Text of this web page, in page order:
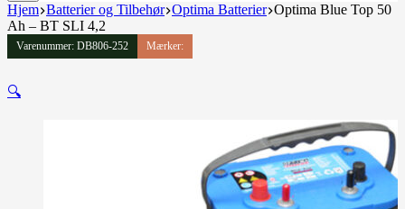
Hjem Batterier og Tilbehør Optima Batterier Optima Blue Top 50
Ah – BT SLI 4,2
Varenummer: DB806-252 Mærker:
🔍